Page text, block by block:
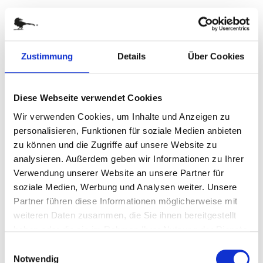
Zustimmung Details Über Cookies
Diese Webseite verwendet Cookies
Wir verwenden Cookies, um Inhalte und Anzeigen zu
personalisieren, Funktionen für soziale Medien anbieten
zu können und die Zugriffe auf unsere Website zu
analysieren. Außerdem geben wir Informationen zu Ihrer
Verwendung unserer Website an unsere Partner für
soziale Medien, Werbung und Analysen weiter. Unsere
Partner führen diese Informationen möglicherweise mit
weiteren Daten zusammen, die Sie ihnen bereitgestellt
Notwendig
Anfang
der
Bildergalerie
LINDT OSTERFREUDE
Art.-Nr.
P0670
Erfreut Herz und Gaumen
Informationen zu enthaltenen Lebensmitteln
zur Zeit nicht verfügbar
DETAILS
Überraschen Sie zum Osterfest mit dieser hübschen,
kleinen Pralinenschachtel. Sie wünscht in der
Standardausführung auf der einen Seite Frohe Ostern und
auf der anderen Seite Happy Easter und enthält fünf
Geschmacksrichtungen Vollmilch, Weiße Schokolade,
Stracciatella, Zartbitter und Haselnuss. Die Pralinen sind in